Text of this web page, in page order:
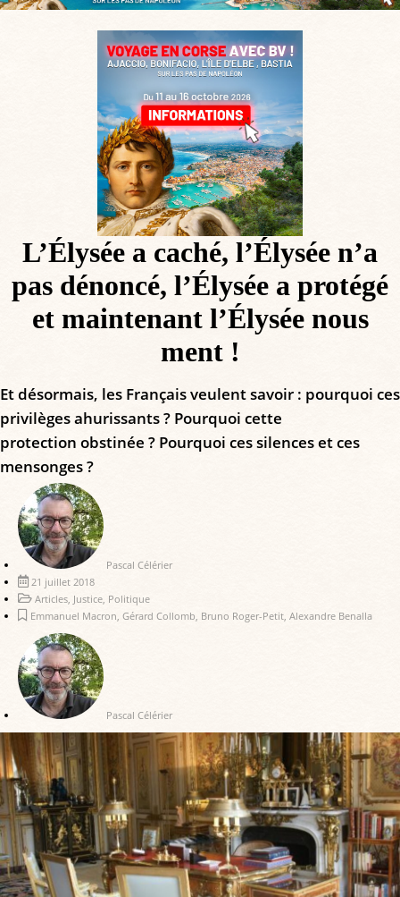
L’Élysée a caché, l’Élysée n’a
pas dénoncé, l’Élysée a protégé
et maintenant l’Élysée nous
ment !
Et désormais, les Français veulent savoir : pourquoi ces
privilèges ahurissants ? Pourquoi cette
protection obstinée ? Pourquoi ces silences et ces
mensonges ?
Pascal Célérier
21 juillet 2018
Articles, Justice, Politique
Emmanuel Macron, Gérard Collomb, Bruno Roger-Petit, Alexandre Benalla
Pascal Célérier